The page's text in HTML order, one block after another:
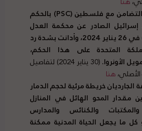
مع فلسطين(
PSC
) بالحكم
الصادر عن محكمة العدل
في26يناير2024، وأدانت بشدة رد
المتحدة على هذا الحكم،
الأونروا.
(30 يناير 2024) لتفاصيل
هنا
خريطة مرئية لحجم الدمار
مقدار المحو الهائل في المنازل
والكنائس والمدارس
كل ما يجعل الحياة المدنية ممكنة